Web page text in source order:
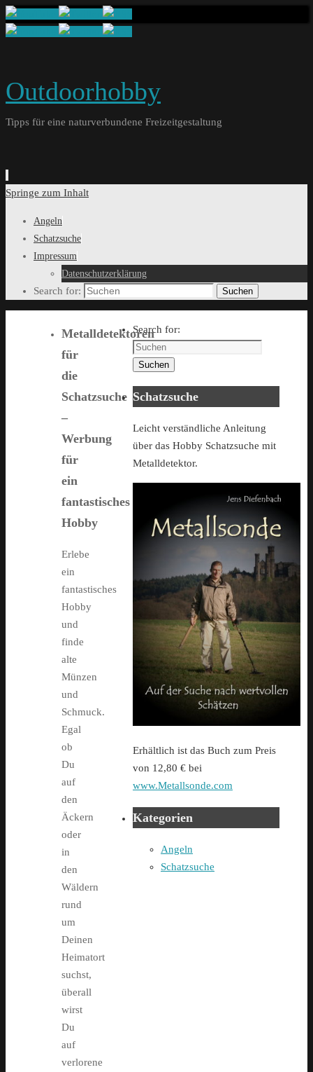
Outdoorhobby
Tipps für eine naturverbundene Freizeitgestaltung
Springe zum Inhalt
Angeln
Schatzsuche
Impressum
Datenschutzerklärung
Search for: Suchen
Metalldetektoren
für
die
Schatzsuche
–
Werbung
für
ein
fantastisches
Hobby
Erlebe
ein
fantastisches
Hobby
und
finde
alte
Münzen
und
Schmuck.
Egal
ob
Du
auf
den
Äckern
oder
in
den
Wäldern
rund
um
Deinen
Heimatort
suchst,
überall
wirst
Du
auf
verlorene
Search for:
Suchen
Schatzsuche
Leicht verständliche Anleitung
über das Hobby Schatzsuche mit
Metalldetektor.
Erhältlich ist das Buch zum Preis
von 12,80 € bei
www.Metallsonde.com
Kategorien
Angeln
Schatzsuche